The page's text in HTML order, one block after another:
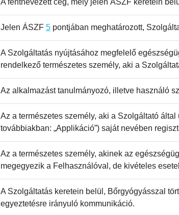
A fentnevezett cég, mely jelen ÁSZF keretein
Jelen ÁSZF 5 pontjában meghatározott,
A Szolgáltatás nyújtásához megfelelő
rendelkező természetes személy, aki a
Az alkalmazást tanulmányozó, illetve használó
Az a természetes személy, aki a Szolgáltató
továbbiakban: „Applikáció”) saját nevében
Az a természetes személy, akinek az
megegyezik a Felhasználóval, de kivételes
A Szolgáltatás keretein belül, Bőrgyógyásszal
egyeztetésre irányuló kommunikáció.